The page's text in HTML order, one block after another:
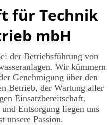
für Technik
mbH
der Betriebsführung von
Wir kümmern
Genehmigung über den
Betrieb, der Wartung aller
Einsatzbereitschaft.
Entsorgung liegen uns
unsere Passion.